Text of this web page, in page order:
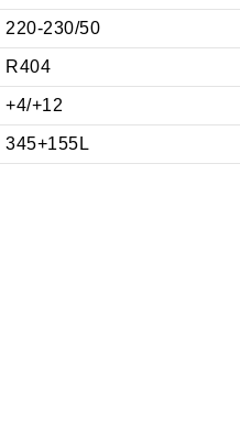
220-230/50
R404
+4/+12
345+155L